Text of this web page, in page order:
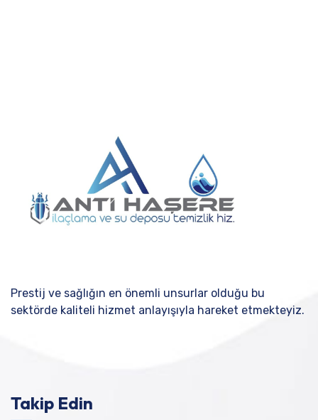
Prestij ve sağlığın en önemli unsurlar olduğu bu
sektörde kaliteli hizmet anlayışıyla hareket etmekteyiz.
Takip Edin